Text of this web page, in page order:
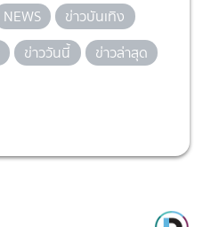
NEWS
ข่าวบันเทิง
ข่าววันนี้
ข่าวล่าสุด